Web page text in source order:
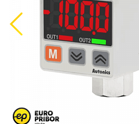
Previous